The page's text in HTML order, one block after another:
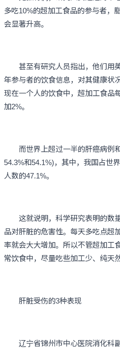
多吃10%的超加工食品的参与者，
会显著升高。
甚至有研究人员指出，他们用
年参与者的饮食信息，对其健康状
现在一个人的饮食中，超加工食品
加2%。
而世界上超过一半的肝癌病例
54.3%和54.1%)，其中，我国占世
人数的47.1%。
这就说明，科学研究表明的数
品对肝脏的危害性。每天多吃点超
率就会大大增加。所以不管超加工
常饮食中，尽量吃些加工少、纯天
肝脏受伤的3种表现
辽宁省锦州市中心医院消化科